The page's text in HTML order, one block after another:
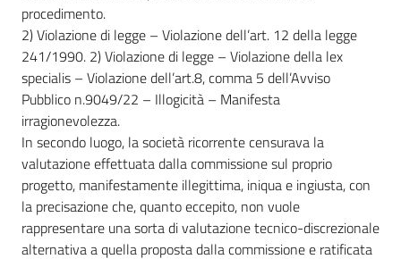
procedimento.
2) Violazione di legge – Violazione dell’art. 12 della legge
241/1990. 2) Violazione di legge – Violazione della lex
specialis – Violazione dell’art.8, comma 5 dell’Avviso
Pubblico n.9049/22 – Illogicità – Manifesta
irragionevolezza.
In secondo luogo, la società ricorrente censurava la
valutazione effettuata dalla commissione sul proprio
progetto, manifestamente illegittima, iniqua e ingiusta, con
la precisazione che, quanto eccepito, non vuole
rappresentare una sorta di valutazione tecnico-discrezionale
alternativa a quella proposta dalla commissione e ratificata